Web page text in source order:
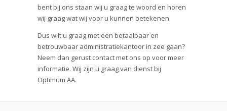
bent bij ons staan wij u graag te woord en horen
wij graag wat wij voor u kunnen betekenen.
Dus wilt u graag met een betaalbaar en
betrouwbaar administratiekantoor in zee gaan?
Neem dan gerust contact met ons op voor meer
informatie. Wij zijn u graag van dienst bij
Optimum AA.